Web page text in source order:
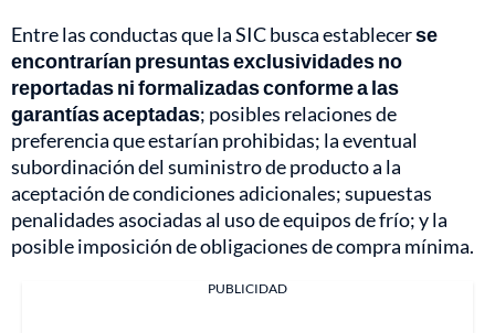
Entre las conductas que la SIC busca establecerse
encontrarían presuntas exclusividades no
reportadas ni formalizadas conforme a las
garantías aceptadas; posibles relaciones de
preferencia que estarían prohibidas; la eventual
subordinación del suministro de producto a la
aceptación de condiciones adicionales; supuestas
penalidades asociadas al uso de equipos de frío; y la
posible imposición de obligaciones de compra mínima.
PUBLICIDAD